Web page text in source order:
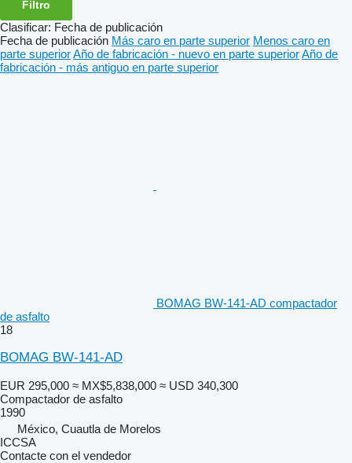
Filtro
Clasificar: Fecha de publicación
Fecha de publicación Más caro en parte superior Menos caro en
parte superiorAño de fabricación - nuevo en parte superiorAño de
fabricación - más antiguo en parte superior
BOMAG BW-141-AD compactador
de asfalto
18
BOMAG BW-141-AD
EUR 295,000 ≈ MX$5,838,000 ≈ USD 340,300
Compactador de asfalto
1990
México, Cuautla de Morelos
ICCSA
Contacte con el vendedor